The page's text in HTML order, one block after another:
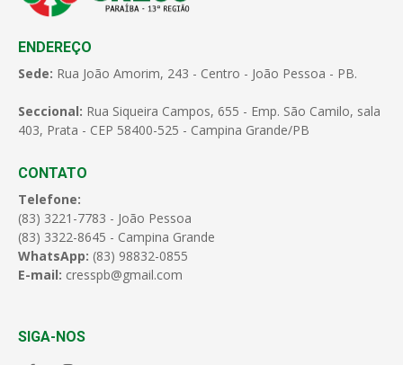
ENDEREÇO
Sede: Rua João Amorim, 243 - Centro - João Pessoa - PB.
Seccional: Rua Siqueira Campos, 655 - Emp. São Camilo, sala
403, Prata - CEP 58400-525 - Campina Grande/PB
CONTATO
Telefone:
(83) 3221-7783 - João Pessoa
(83) 3322-8645 - Campina Grande
WhatsApp: (83) 98832-0855
E-mail: cresspb@gmail.com
SIGA-NOS